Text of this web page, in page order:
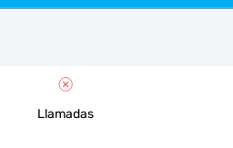
Llamadas